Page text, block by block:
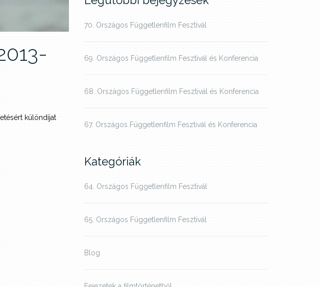
különdíjat
70. Országos Függetlenfilm Fesztivál
69. Országos Függetlenfilm Fesztivál és Konferencia
68. Országos Függetlenfilm Fesztivál és Konferencia
67. Országos Függetlenfilm Fesztivál és Konferencia
Kategóriák
64. Országos Függetlenfilm Fesztivál
65. Országos Függetlenfilm Fesztivál
Blog